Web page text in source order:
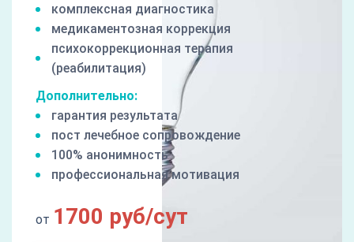
комплексная диагностика
медикаментозная коррекция
психокоррекционная терапия
(реабилитация)
Дополнительно:
гарантия результата
пост лечебное сопровождение
100% анонимность
профессиональная мотивация
от 1700 руб/сут